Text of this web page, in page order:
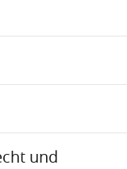
und